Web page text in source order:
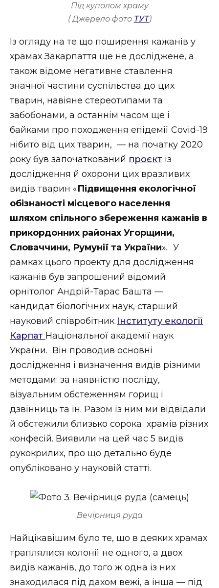
Під куполом храму
( Джерело фото ТУТ)
Із огляду на те що поширення кажанів у
храмах Закарпаття ще не досліджене, а
також відоме негативне ставлення
значної частини суспільства до цих
тварин, навіяне стереотипами та
забобонами, а останнім часом ще і
байками про походження епідемії Covid-19
нібито від цих тварин, — на початку 2020
року був започаткований проєкт із
дослідження й охорони цих вразливих
видів тварин «Підвищення екологічної
обізнаності місцевого населення
шляхом спільного збереження кажанів в
прикордонних районах Угорщини,
Словаччини, Румунії та України». У
рамках цього проекту для дослідження
кажанів був запрошений відомий
орнітолог Андрій-Тарас Башта —
кандидат біологічних наук, старший
науковий співробітник Інституту екології
Карпат Національної академії наук
України. Він проводив основні
дослідження і визначення видів різними
методами: за наявністю посліду,
візуальним обстеженням горищ і
дзвінниць та ін. Разом із ним ми відвідали
й обстежили близько сорока храмів різних
конфесій. Виявили на цей час 5 видів
рукокрилих, про що детально буде
опубліковано у науковій статті.
Вечірниця руда
Найцікавішим було те, що в деяких храмах
траплялися колонії не одного, а двох
видів кажанів, до того ж одна із них
знаходилася під дахом вежі, а інша — під